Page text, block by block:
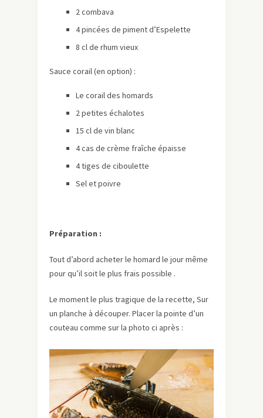
2 combava
4 pincées de piment d’Espelette
8 cl de rhum vieux
Sauce corail (en option) :
Le corail des homards
2 petites échalotes
15 cl de vin blanc
4 cas de crème fraîche épaisse
4 tiges de ciboulette
Sel et poivre
Préparation :
Tout d’abord acheter le homard le jour même
pour qu’il soit le plus frais possible .
Le moment le plus tragique de la recette, Sur
un planche à découper. Placer la pointe d’un
couteau comme sur la photo ci après :